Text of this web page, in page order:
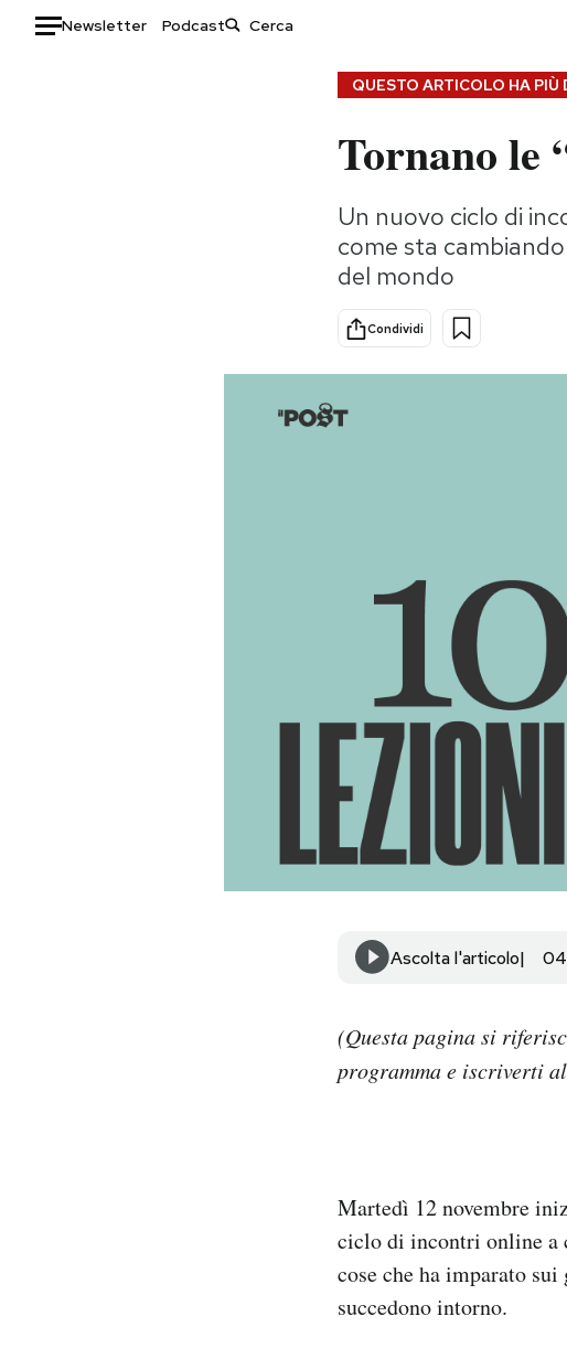
Newsletter Podcast
Consumismi
Storie/Idee
Ok Boomer!
Europa
Altrecose
QUESTO ARTICOLO HA PIÙ
Tornano le
Un nuovo ciclo di
come sta
del mondo
Condividi
Ascolta l'articolo
(Questa pagina si
programma e iscriverti
Martedì 12 novembre
ciclo di incontri online a
cose che ha imparato
succedono intorno.